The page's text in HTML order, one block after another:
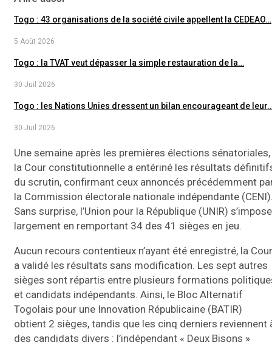
Togo : 43 organisations de la société civile appellent la CEDEAO…
5 Août 2026
Togo : la TVAT veut dépasser la simple restauration de la…
30 Juil 2026
Togo : les Nations Unies dressent un bilan encourageant de
30 Juil 2026
Une semaine après les premières élections sénatoriales,
la Cour constitutionnelle a entériné les résultats
du scrutin, confirmant ceux annoncés précédemment
la Commission électorale nationale indépendante
Sans surprise, l’Union pour la République (UNIR) s’impose
largement en remportant 34 des 41 sièges en jeu.
Aucun recours contentieux n’ayant été enregistré, la Cour
a validé les résultats sans modification. Les sept autres
sièges sont répartis entre plusieurs formations
et candidats indépendants. Ainsi, le Bloc Alternatif
Togolais pour une Innovation Républicaine (BATIR)
obtient 2 sièges, tandis que les cinq derniers reviennent
des candidats divers : l’indépendant « Deux Bisons »